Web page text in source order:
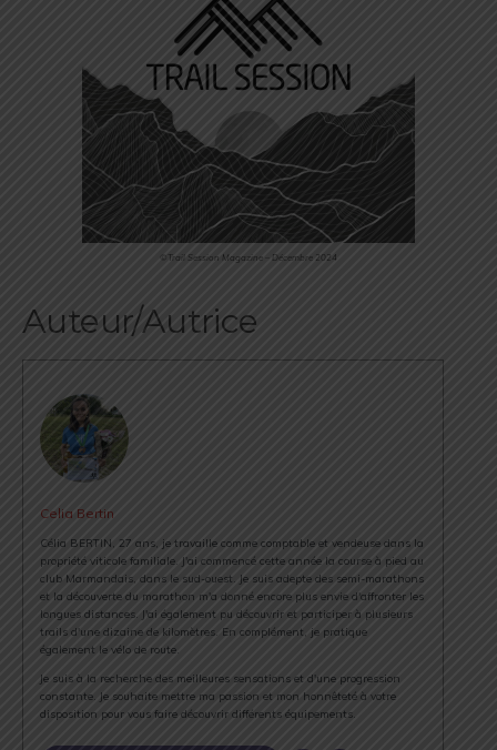
©Trail Session Magazine – Décembre 2024
Auteur/Autrice
Celia Bertin
Célia BERTIN, 27 ans, je travaille comme comptable et vendeuse dans la
propriété viticole familiale. J'ai commencé cette année la course à pied au
club Marmandais, dans le sud-ouest. Je suis adepte des semi-marathons
et la découverte du marathon m'a donné encore plus envie d'affronter les
longues distances. J'ai également pu découvrir et participer à plusieurs
trails d'une dizaine de kilomètres. En complément, je pratique
également le vélo de route.
Je suis à la recherche des meilleures sensations et d'une progression
constante. Je souhaite mettre ma passion et mon honnêteté à votre
disposition pour vous faire découvrir différents équipements.